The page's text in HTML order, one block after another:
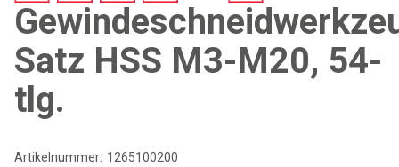
Satz HSS M3-M20, 54-
tlg.
Artikelnummer: 1265100200